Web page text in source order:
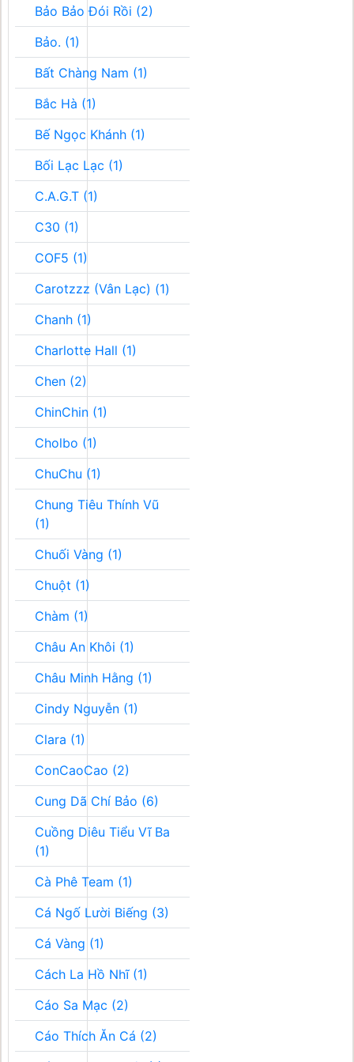
Bảo Bảo Đói Rồi (2)
Bảo. (1)
Bất Chàng Nam (1)
Bắc Hà (1)
Bế Ngọc Khánh (1)
Bối Lạc Lạc (1)
C.A.G.T (1)
C30 (1)
COF5 (1)
Carotzzz (Vân Lạc) (1)
Chanh (1)
Charlotte Hall (1)
Chen (2)
ChinChin (1)
Cholbo (1)
ChuChu (1)
Chung Tiêu Thính Vũ
(1)
Chuối Vàng (1)
Chuột (1)
Chàm (1)
Châu An Khôi (1)
Châu Minh Hằng (1)
Cindy Nguyễn (1)
Clara (1)
ConCaoCao (2)
Cung Dã Chí Bảo (6)
Cuồng Diêu Tiểu Vĩ Ba
(1)
Cà Phê Team (1)
Cá Ngố Lười Biếng (3)
Cá Vàng (1)
Cách La Hồ Nhĩ (1)
Cáo Sa Mạc (2)
Cáo Thích Ăn Cá (2)